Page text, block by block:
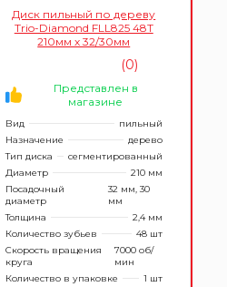
Диск пильный по дереву
Trio-Diamond FLL825 48Т
210мм х 32/30мм
(0)
Представлен в
магазине
Вид
пильный
Назначение
дерево
Тип диска
сегментированный
Диаметр
210 мм
Посадочный
диаметр
32 мм, 30
мм
Толщина
2,4 мм
Количество зубьев
48 шт
Скорость вращения
круга
7000 об/
мин
Количество в упаковке
1 шт